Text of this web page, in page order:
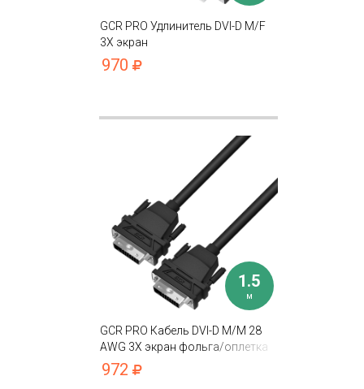
GCR PRO Удлинитель DVI-D M/F
3Х экран
970
1.5
м
GCR PRO Кабель DVI-D M/M 28
AWG 3Х экран фольга/оплетка
972